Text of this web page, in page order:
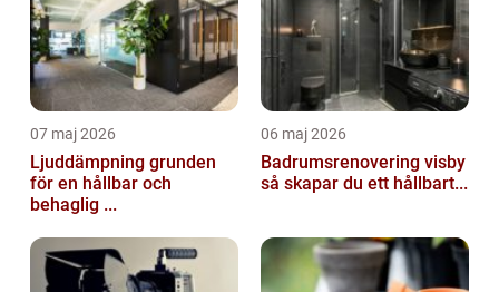
07 maj 2026
Ljuddämpning grunden
för en hållbar och
behaglig ...
06 maj 2026
Badrumsrenovering visby
så skapar du ett hållbart...